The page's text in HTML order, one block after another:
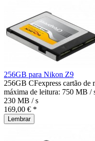
256GB para Nikon Z9
256GB CFexpress cartão
máxima de leitura: 750 MB /
230 MB / s
169,00 € *
Lembrar